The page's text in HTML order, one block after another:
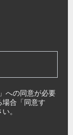
」への同意が必要
合「同意す
。